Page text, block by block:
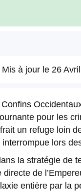
Mis à jour le 26
pour les
un refuge loin
lors
la stratégie
directe de
entière par la